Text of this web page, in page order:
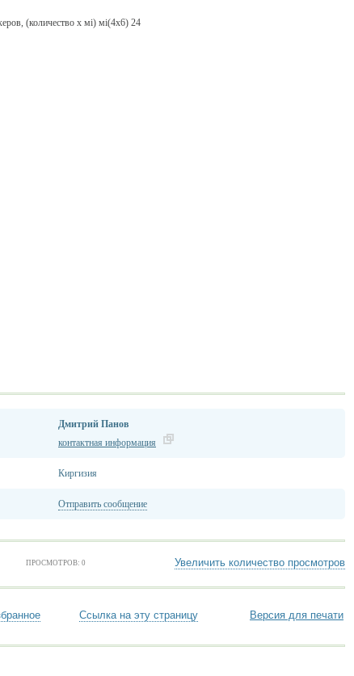
(количество х мі) мі(4х6) 24
Дмитрий Панов
контактная информация
Киргизия
Отправить сообщение
ПРОСМОТРОВ: 0 Увеличить количество просмотров
Ссылка на эту страницу Версия для печати